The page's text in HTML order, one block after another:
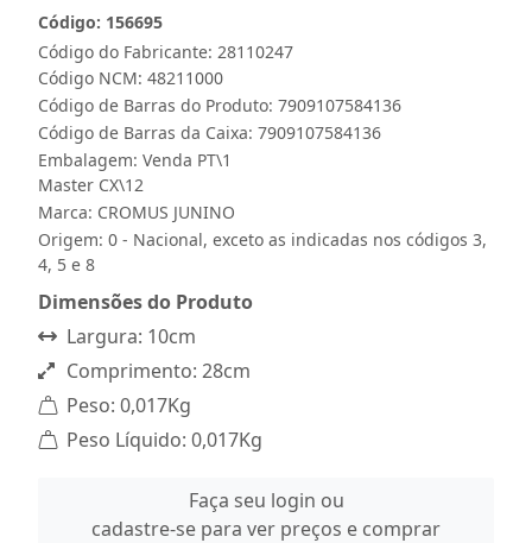
Código do Fabricante: 28110247
Código: 156695
Código NCM: 48211000
Código de Barras do Produto: 7909107584136
Código de Barras da Caixa: 7909107584136
Embalagem: Venda PT\1
Master CX\12
Marca: CROMUS JUNINO
Origem: 0 - Nacional, exceto as indicadas nos códigos 3,
4, 5 e 8
Dimensões do Produto
Largura: 10cm
Comprimento: 28cm
Peso: 0,017Kg
Peso Líquido: 0,017Kg
Faça seu login ou
cadastre-se para ver preços e comprar